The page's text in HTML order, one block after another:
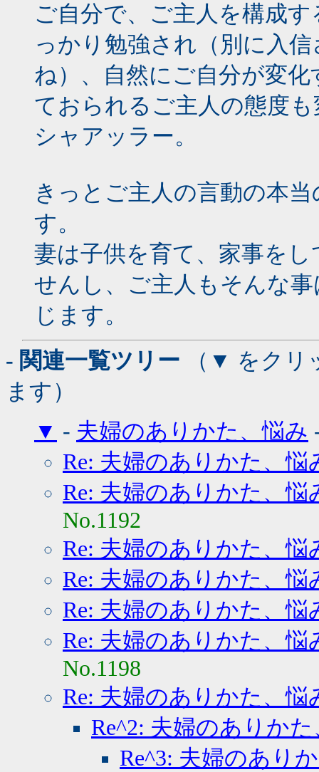
ご自分で、ご主人を構成
っかり勉強され（別に入
ね）、自然にご自分が変
ておられるご主人の態度
シャアッラー。
きっとご主人の言動の本
す。
妻は子供を育て、家事を
せんし、ご主人もそんな
じます。
- 関連一覧ツリー （▼ をクリ
ます）
▼ - 夫婦のありかた、悩み
Re: 夫婦のありかた、悩
Re: 夫婦のありかた、悩
No.1192
Re: 夫婦のありかた、悩
Re: 夫婦のありかた、悩
Re: 夫婦のありかた、悩
Re: 夫婦のありかた、悩
No.1198
Re: 夫婦のありかた、悩
Re^2: 夫婦のありか
Re^3: 夫婦のあり